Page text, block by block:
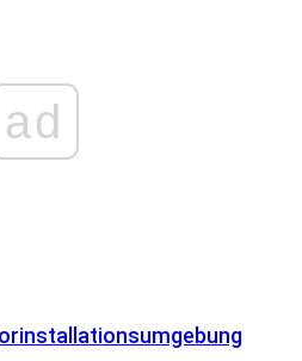
ad